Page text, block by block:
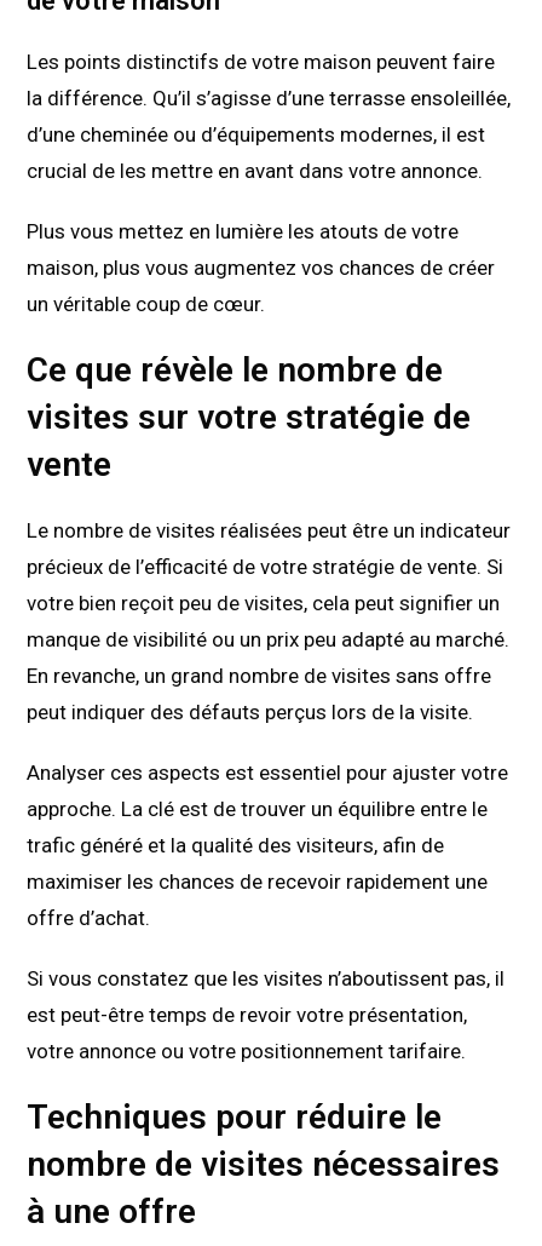
Les points distinctifs de votre maison peuvent faire
la différence. Qu’il s’agisse d’une terrasse ensoleillée,
d’une cheminée ou d’équipements modernes, il est
crucial de les mettre en avant dans votre annonce.
Plus vous mettez en lumière les atouts de votre
maison, plus vous augmentez vos chances de créer
un véritable coup de cœur.
Ce que révèle le nombre de
visites sur votre stratégie de
vente
Le nombre de visites réalisées peut être un indicateur
précieux de l’efficacité de votre stratégie de vente. Si
votre bien reçoit peu de visites, cela peut signifier un
manque de visibilité ou un prix peu adapté au marché.
En revanche, un grand nombre de visites sans offre
peut indiquer des défauts perçus lors de la visite.
Analyser ces aspects est essentiel pour ajuster votre
approche. La clé est de trouver un équilibre entre le
trafic généré et la qualité des visiteurs, afin de
maximiser les chances de recevoir rapidement une
offre d’achat.
Si vous constatez que les visites n’aboutissent pas, il
est peut-être temps de revoir votre présentation,
votre annonce ou votre positionnement tarifaire.
Techniques pour réduire le
nombre de visites nécessaires
à une offre